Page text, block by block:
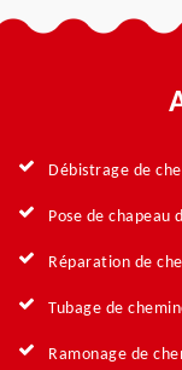
Débistrage de
Pose de chapeau
Réparation de
Tubage de
Ramonage de